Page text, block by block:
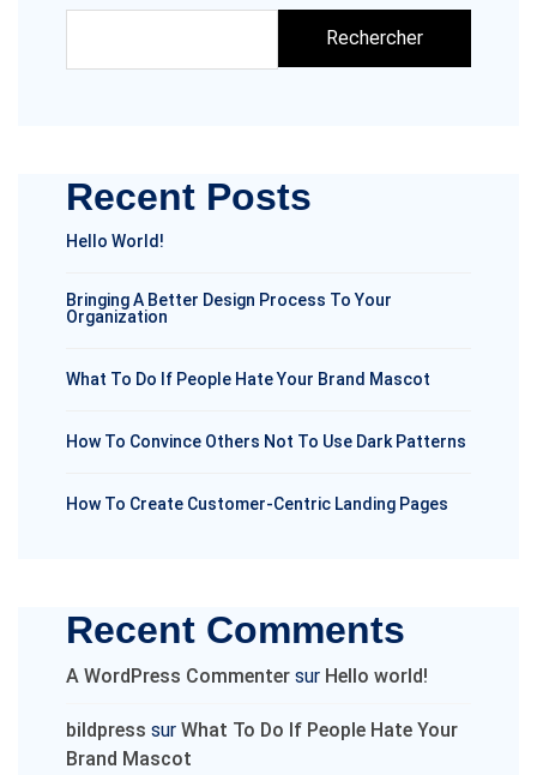
Rechercher
Recent Posts
Hello World!
Bringing A Better Design Process To Your
Organization
What To Do If People Hate Your Brand Mascot
How To Convince Others Not To Use Dark Patterns
How To Create Customer-Centric Landing Pages
Recent Comments
A WordPress Commenter sur Hello world!
bildpress sur What To Do If People Hate Your
Brand Mascot